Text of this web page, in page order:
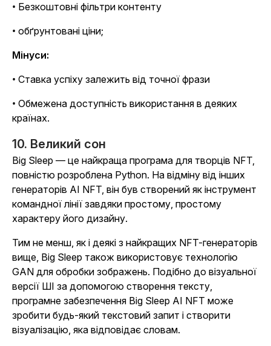
• Безкоштовні фільтри контенту
• обґрунтовані ціни;
Мінуси:
• Ставка успіху залежить від точної фрази
• Обмежена доступність використання в деяких
країнах.
10. Великий сон
Big Sleep — це найкраща програма для творців NFT,
повністю розроблена Python. На відміну від інших
генераторів AI NFT, він був створений як інструмент
командної лінії завдяки простому, простому
характеру його дизайну.
Тим не менш, як і деякі з найкращих NFT-генераторів
вище, Big Sleep також використовує технологію
GAN для обробки зображень. Подібно до візуальної
версії ШІ за допомогою створення тексту,
програмне забезпечення Big Sleep AI NFT може
зробити будь-який текстовий запит і створити
візуалізацію, яка відповідає словам.